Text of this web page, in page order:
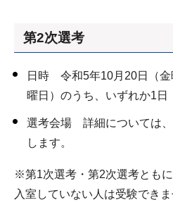
第2次選考
日時 令和5年10月20日（金
曜日）のうち、いずれか1日
選考会場 詳細については
します。
※第1次選考・第2次選考とも
入室していない人は受験できま